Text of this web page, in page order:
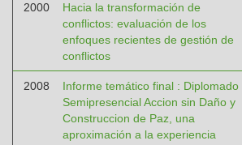
2000
Hacia la transformación de
conflictos: evaluación de los
enfoques recientes de gestión de
conflictos
2008
Informe temático final : Diplomado
Semipresencial Accion sin Daño y
Construccion de Paz, una
aproximación a la experiencia